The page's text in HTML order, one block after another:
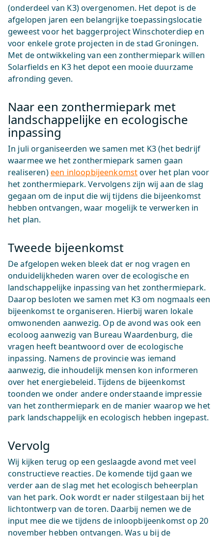
(onderdeel van K3) overgenomen. Het depot is de
afgelopen jaren een belangrijke toepassingslocatie
geweest voor het baggerproject Winschoterdiep en
voor enkele grote projecten in de stad Groningen.
Met de ontwikkeling van een zonthermiepark willen
Solarfields en K3 het depot een mooie duurzame
afronding geven.
Naar een zonthermiepark met
landschappelijke en ecologische
inpassing
In juli organiseerden we samen met K3 (het bedrijf
waarmee we het zonthermiepark samen gaan
realiseren) een inloopbijeenkomst over het plan voor
het zonthermiepark. Vervolgens zijn wij aan de slag
gegaan om de input die wij tijdens die bijeenkomst
hebben ontvangen, waar mogelijk te verwerken in
het plan.
Tweede bijeenkomst
De afgelopen weken bleek dat er nog vragen en
onduidelijkheden waren over de ecologische en
landschappelijke inpassing van het zonthermiepark.
Daarop besloten we samen met K3 om nogmaals een
bijeenkomst te organiseren. Hierbij waren lokale
omwonenden aanwezig. Op de avond was ook een
ecoloog aanwezig van Bureau Waardenburg, die
vragen heeft beantwoord over de ecologische
inpassing. Namens de provincie was iemand
aanwezig, die inhoudelijk mensen kon informeren
over het energiebeleid. Tijdens de bijeenkomst
toonden we onder andere onderstaande impressie
van het zonthermiepark en de manier waarop we het
park landschappelijk en ecologisch hebben ingepast.
Vervolg
Wij kijken terug op een geslaagde avond met veel
constructieve reacties. De komende tijd gaan we
verder aan de slag met het ecologisch beheerplan
van het park. Ook wordt er nader stilgestaan bij het
lichtontwerp van de toren. Daarbij nemen we de
input mee die we tijdens de inloopbijeenkomst op 20
november hebben ontvangen. Was u bij de